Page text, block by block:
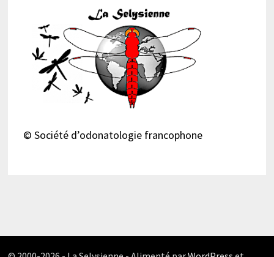
© Société d’odonatologie francophone